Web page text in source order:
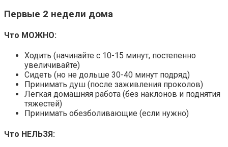
Первые 2 недели дома
Что МОЖНО:
Ходить (начинайте с 10-15 минут, постепенно
увеличивайте)
Сидеть (но не дольше 30-40 минут подряд)
Принимать душ (после заживления проколов)
Легкая домашняя работа (без наклонов и поднятия
тяжестей)
Принимать обезболивающие (если нужно)
Что НЕЛЬЗЯ: